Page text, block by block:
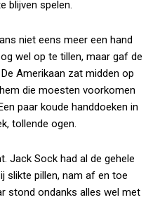
blijven spelen.
niet eens meer een hand
wel op te tillen, maar gaf de
Amerikaan zat midden op
die moesten voorkomen
paar koude handdoeken in
tollende ogen.
Jack Sock had al de gehele
slikte pillen, nam af en toe
stond ondanks alles wel met